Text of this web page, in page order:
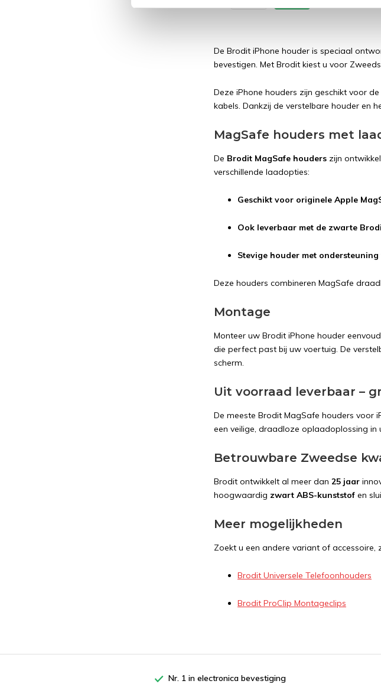
De Brodit iPhone houder is speciaal
bevestigen. Met Brodit kiest u voor
Deze iPhone houders zijn geschikt voor
kabels. Dankzij de verstelbare houder en
MagSafe houders met
De Brodit MagSafe houders zijn
verschillende laadopties:
Geschikt voor originele Apple
Ook leverbaar met de zwarte
Stevige houder met ondersteuning
Deze houders combineren MagSafe
Montage
Monteer uw Brodit iPhone houder
die perfect past bij uw voertuig. De
scherm.
Uit voorraad leverbaar –
De meeste Brodit MagSafe houders voor
een veilige, draadloze oplaadoplossing in
Betrouwbare Zweedse
Brodit ontwikkelt al meer dan 25 jaar
hoogwaardig zwart ABS-kunststof en
Meer mogelijkheden
Zoekt u een andere variant of accessoire,
Brodit Universele Telefoonhouders
Brodit ProClip Montageclips
Nr. 1 in electronica bevestiging